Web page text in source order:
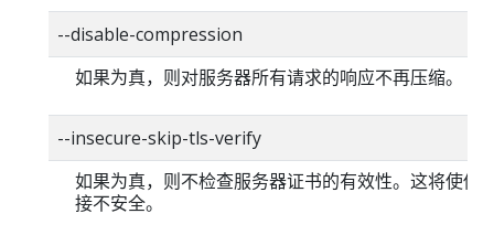
--disable-compression
如果为真，则对服务器所有请求的响应不再压缩。
--insecure-skip-tls-verify
如果为真，则不检查服务器证书的有效性。这将使你
接不安全。